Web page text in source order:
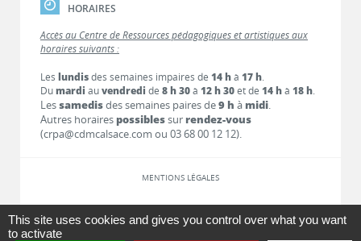
HORAIRES
Accès au Centre de Ressources pédagogiques et artistiques aux
horaires suivants :
Les lundisdes semaines impaires de 14 hà 17 h.
Dumardi auvendredi de 8 h 30à 12 h 30et de 14 hà 18 h.
Lessamedisdes semaines paires de9 h à midi.
Autres horaires possiblessur rendez-vous
(crpa@cdmcalsace.com ou 03 68 00 12 12).
MENTIONS LÉGALES
LIENS
This site uses cookies and gives you control over what you want
to activate